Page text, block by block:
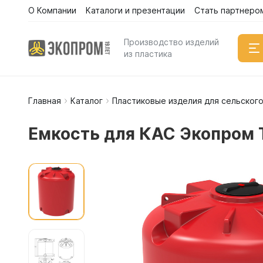
О Компании Каталоги и презентации Стать
Производство изделий
из пластика
Емкости
Емкости
Емкости
Емкости
Емкости
Главная Каталог Пластиковые изделия для
Емкость для КАС Экопром